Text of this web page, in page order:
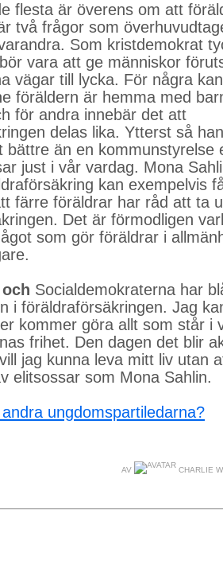
flesta är överens om att
två frågor som
Som kristdemokrat
vara att ge människor
vägar till lycka. För några
föräldern är hemma med
för andra innebär det att
delas lika. Ytterst så
bättre än en kommunstyrelse
just i vår vardag. Mona
kan exempelvis
färre föräldrar har råd att ta
Det är förmodligen
som gör föräldrar i
Socialdemokraterna har
i föräldraförsäkringen. Jag
kommer göra allt som står i
frihet. Den dagen det blir
jag kunna leva mitt liv utan
elitsossar som Mona Sahlin.
ungdomspartiledarna?
AV CHARLIE